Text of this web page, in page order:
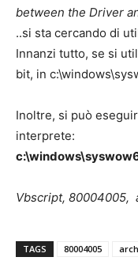
between the Driver
..si sta cercando di
Innanzi tutto, se si
bit, in
Inoltre, si può
interprete:
Vbscript, 80004005,
TAGS 80004005